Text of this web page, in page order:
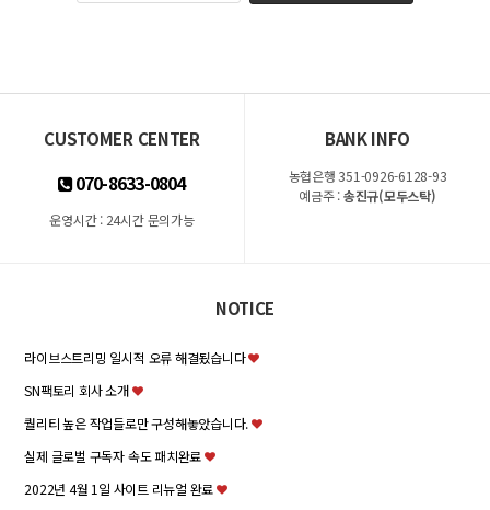
CUSTOMER CENTER
070-8633-0804
운영시간 : 24시간 문의가능
BANK INFO
농협은행 351-0926-6128-93
예금주 :송진규(모두스탁)
NOTICE
라이브스트리밍 일시적 오류 해결됬습니다
SN팩토리 회사 소개
퀄리티 높은 작업들로만 구성해놓았습니다.
실제 글로벌 구독자 속도 패치완료
2022년 4월 1일 사이트 리뉴얼 완료